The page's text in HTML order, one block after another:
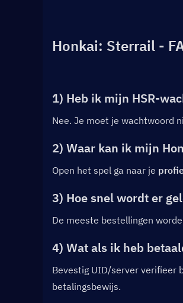
Honkai: Sterrail -
1) Heb ik mijn HSR-
Nee. Je moet je wachtwoord
2) Waar kan ik mijn
Open het spel ga naar je
3) Hoe snel wordt er
De meeste bestellingen
4) Wat als ik heb
Bevestig UID/server verifieer
betalingsbewijs.